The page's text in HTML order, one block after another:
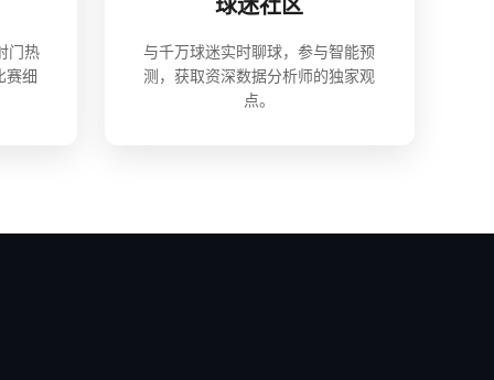
门热
赛细
球迷社区
与千万球迷实时聊球，参与智能预
测，获取资深数据分析师的独家观
点。